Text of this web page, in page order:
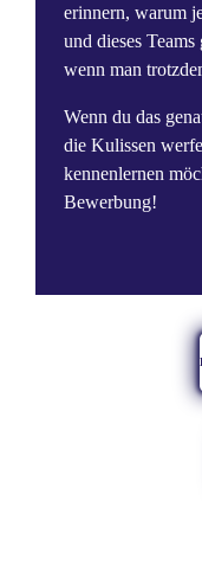
erinnern, warum
und dieses
wenn man
Wenn du das
die Kulissen
kennenlernen
Bewerbung!